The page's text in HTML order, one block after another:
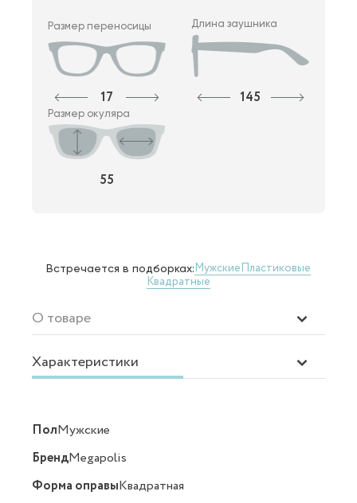
Размер переносицы
17
Длина заушника
145
Размер окуляра
55
Встречается в подборках:МужскиеПластиковые
Квадратные
О товаре
Характеристики
ПолМужские
БрендMegapolis
Форма оправыКвадратная